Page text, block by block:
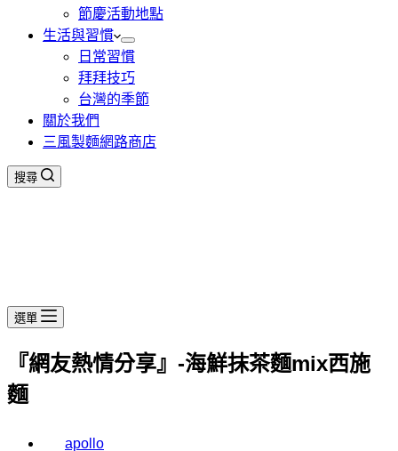
節慶活動地點
生活與習慣
日常習慣
拜拜技巧
台灣的季節
關於我們
三風製麵網路商店
搜尋
選單
『網友熱情分享』-海鮮抹茶麵mix西施
麵
apollo